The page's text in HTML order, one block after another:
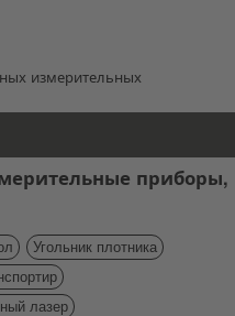
измерительных
приборы,
Угольник плотника
лазер